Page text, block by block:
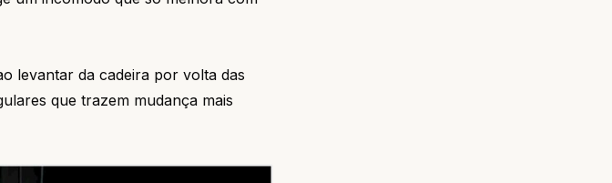
levantar da cadeira por volta das
que trazem mudança mais